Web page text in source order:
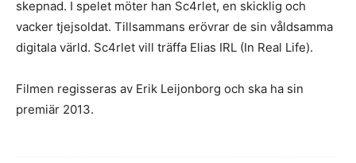
skepnad. I spelet möter han Sc4rlet, en skicklig och
vacker tjejsoldat. Tillsammans erövrar de sin våldsamma
digitala värld. Sc4rlet vill träffa Elias IRL (In Real Life).
Filmen regisseras av Erik Leijonborg och ska ha sin
premiär 2013.